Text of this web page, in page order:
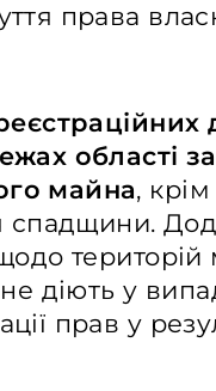
права
області за
майна,
спадщини.
територій
діють у
прав у